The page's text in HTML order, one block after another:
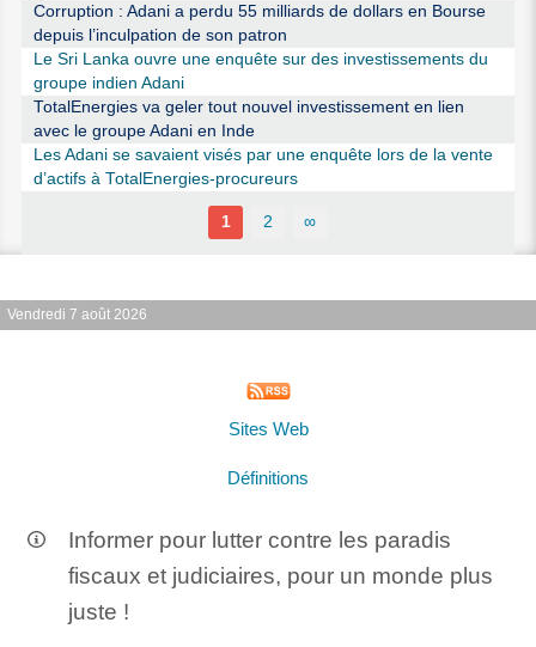
Corruption : Adani a perdu 55 milliards de dollars en Bourse
depuis l’inculpation de son patron
Le Sri Lanka ouvre une enquête sur des investissements du
groupe indien Adani
TotalEnergies va geler tout nouvel investissement en lien
avec le groupe Adani en Inde
Les Adani se savaient visés par une enquête lors de la vente
d’actifs à TotalEnergies-procureurs
1 2 ∞
Vendredi 7 août 2026
Sites Web
Définitions
Informer pour lutter contre les paradis
fiscaux et judiciaires, pour un monde plus
juste !